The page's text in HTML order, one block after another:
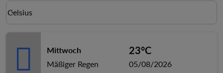
Weather unit option Celsius Selected
Celsius
keyboard_arrow_down
Mittwoch
Mäßiger Regen
23°C
05/08/2026